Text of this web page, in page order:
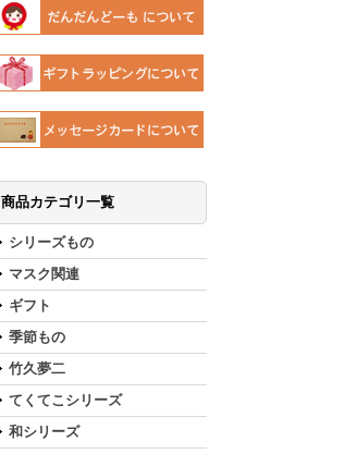
商品カテゴリ一覧
シリーズもの
マスク関連
ギフト
季節もの
竹久夢二
てくてこシリーズ
和シリーズ